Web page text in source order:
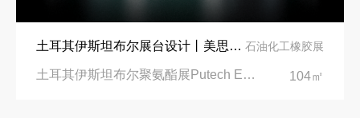
土耳其伊斯坦布尔展台设计丨美思德创新产品，打造聚氨酯行业标杆 石油化工橡胶展
土耳其伊斯坦布尔聚氨酯展Putech Eurasia|土耳其国际会展中心 104㎡